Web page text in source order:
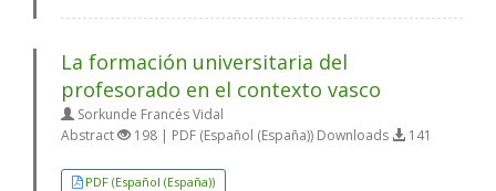
La formación universitaria del
profesorado en el contexto vasco
Sorkunde Francés Vidal
Abstract
198 | PDF (Español (España)) Downloads 141
PDF (Español (España))